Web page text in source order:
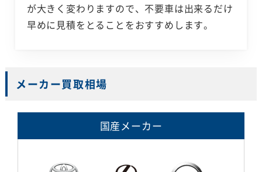
が大きく変わりますので、不要車は出来るだけ
早めに見積をとることをおすすめします。
メーカー買取相場
国産メーカー